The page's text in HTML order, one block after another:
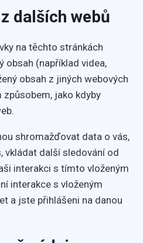
dalších webů
na těchto stránkách
obsah (například videa,
obsah z jiných webových
jako kdyby
shromažďovat data o vás,
vkládat další sledování od
interakci s tímto vloženým
interakce s vloženým
a jste přihlášeni na danou